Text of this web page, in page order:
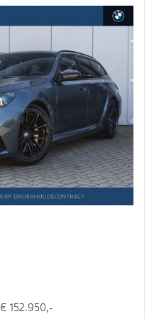
€ 152.950,-